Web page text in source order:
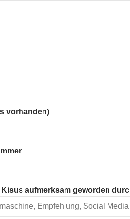
vorhanden)
Kisus aufmerksam geworden